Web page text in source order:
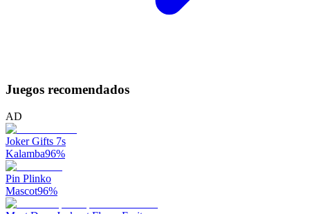
Juegos recomendados
AD
Joker Gifts 7s
Kalamba96%
Pin Plinko
Mascot96%